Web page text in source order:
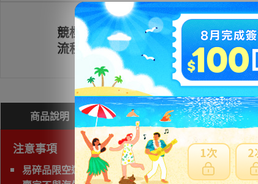
競標
流程
註冊會員
商品說明 問與答(0) 費用
注意事項
易碎品限空運，非易碎品可使用海運。